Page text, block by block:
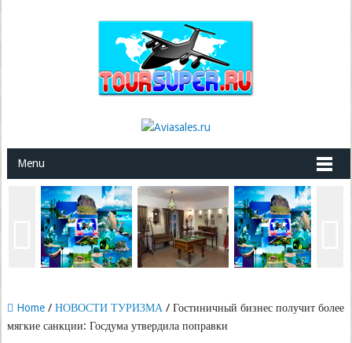
Menu
Home/ НОВОСТИ ТУРИЗМА / Гостиничный бизнес получит более
мягкие санкции: Госдума утвердила поправки